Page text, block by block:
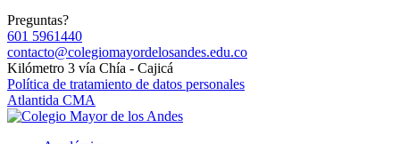
Preguntas?
601 5961440
contacto@colegiomayordelosandes.edu.co
Kilómetro 3 vía Chía - Cajicá
Política de tratamiento de datos personales
Atlantida CMA